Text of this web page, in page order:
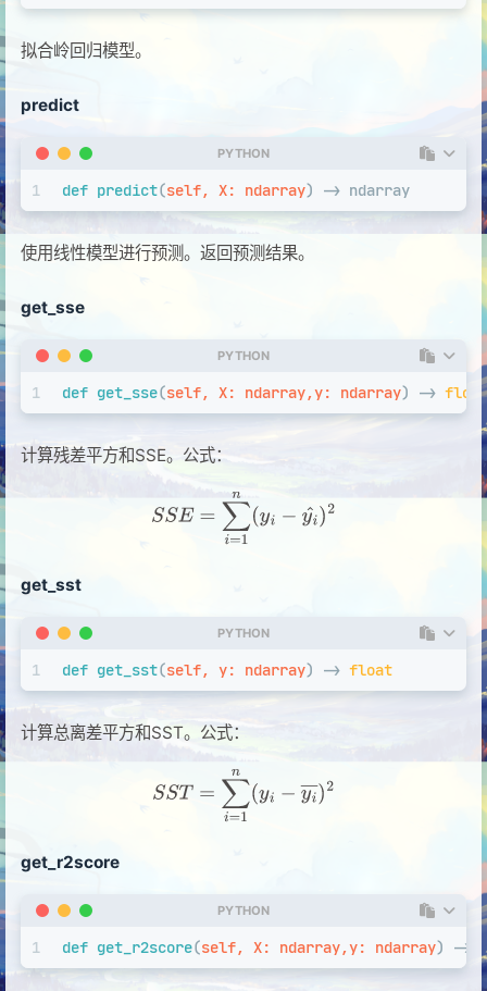
拟合岭回归模型。
predict
PYTHON
1 def predict(self, X: ndarray) -> ndarray
使用线性模型进行预测。返回预测结果。
get_sse
PYTHON
1 def get_sse(self, X: ndarray,y: ndarray) -> float
计算残差平方和SSE。公式：
get_sst
PYTHON
1 def get_sst(self, y: ndarray) -> float
计算总离差平方和SST。公式：
get_r2score
PYTHON
1 def get_r2score(self, X: ndarray,y: ndarray) ->